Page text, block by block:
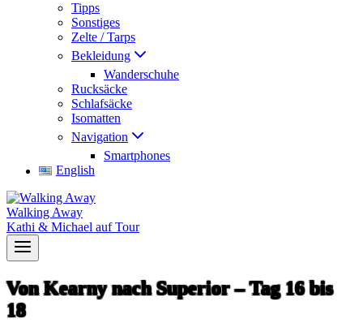
Tipps
Sonstiges
Zelte / Tarps
Bekleidung
Wanderschuhe
Rucksäcke
Schlafsäcke
Isomatten
Navigation
Smartphones
English
Walking Away
Kathi & Michael auf Tour
Von Kearny nach Superior – Tag 16 bis
18